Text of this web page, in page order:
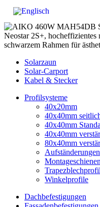
Solarzaun
Solar-Carport
Kabel & Stecker
Profilsysteme
40x20mm
40x40mm
40x40mm
40x40mm
80x40mm
Aufständerungen
Montageschienen
Winkelprofile
Dachbefestigungen